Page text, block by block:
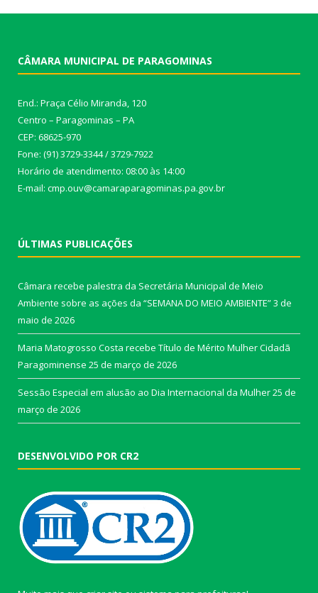
CÂMARA MUNICIPAL DE PARAGOMINAS
End.: Praça Célio Miranda, 120
Centro – Paragominas – PA
CEP: 68625-970
Fone: (91) 3729-3344 / 3729-7922
Horário de atendimento: 08:00 às 14:00
E-mail: cmp.ouv@camaraparagominas.pa.gov.br
ÚLTIMAS PUBLICAÇÕES
Câmara recebe palestra da Secretária Municipal de Meio
Ambiente sobre as ações da “SEMANA DO MEIO AMBIENTE”3 de
maio de 2026
Maria Matogrosso Costa recebe Título de Mérito Mulher Cidadã
Paragominense 25 de março de 2026
Sessão Especial em alusão ao Dia Internacional da Mulher25 de
março de 2026
DESENVOLVIDO POR CR2